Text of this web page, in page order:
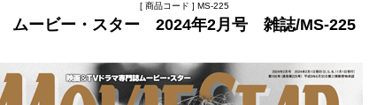
[ 商品コード ] MS-225
ムービー・スター 2024年2月号 雑誌/MS-225